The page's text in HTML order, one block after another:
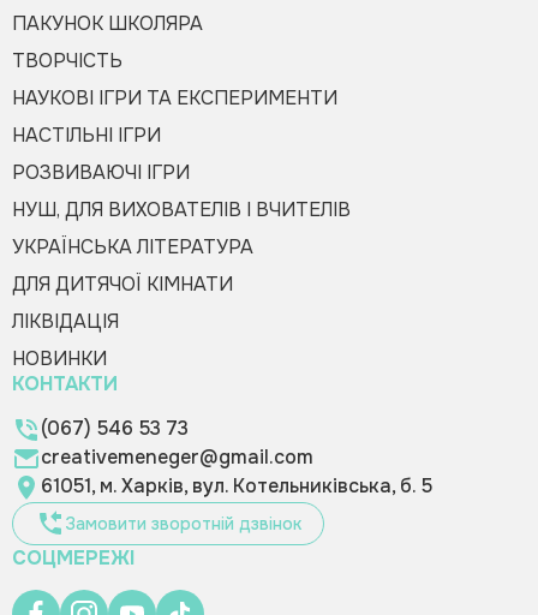
ПАКУНОК ШКОЛЯРА
ТВОРЧІСТЬ
НАУКОВІ ІГРИ ТА ЕКСПЕРИМЕНТИ
НАСТІЛЬНІ ІГРИ
РОЗВИВАЮЧІ ІГРИ
НУШ, ДЛЯ ВИХОВАТЕЛІВ І ВЧИТЕЛІВ
УКРАЇНСЬКА ЛІТЕРАТУРА
ДЛЯ ДИТЯЧОЇ КІМНАТИ
ЛІКВІДАЦІЯ
НОВИНКИ
КОНТАКТИ
(067) 546 53 73
creativemeneger@gmail.com
61051, м. Харків, вул. Котельниківська, б. 5
Замовити зворотній дзвінок
СОЦМЕРЕЖІ